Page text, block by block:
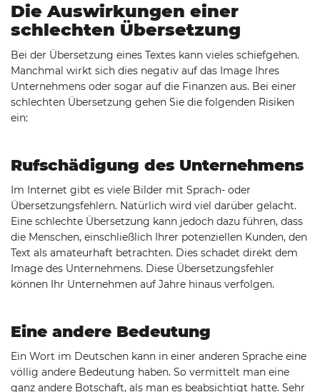
Die Auswirkungen einer
schlechten Übersetzung
Bei der Übersetzung eines Textes kann vieles schiefgehen.
Manchmal wirkt sich dies negativ auf das Image Ihres
Unternehmens oder sogar auf die Finanzen aus. Bei einer
schlechten Übersetzung gehen Sie die folgenden Risiken
ein:
Rufschädigung des Unternehmens
Im Internet gibt es viele Bilder mit Sprach- oder
Übersetzungsfehlern. Natürlich wird viel darüber gelacht.
Eine schlechte Übersetzung kann jedoch dazu führen, dass
die Menschen, einschließlich Ihrer potenziellen Kunden, den
Text als amateurhaft betrachten. Dies schadet direkt dem
Image des Unternehmens. Diese Übersetzungsfehler
können Ihr Unternehmen auf Jahre hinaus verfolgen.
Eine andere Bedeutung
Ein Wort im Deutschen kann in einer anderen Sprache eine
völlig andere Bedeutung haben. So vermittelt man eine
ganz andere Botschaft, als man es beabsichtigt hatte. Sehr